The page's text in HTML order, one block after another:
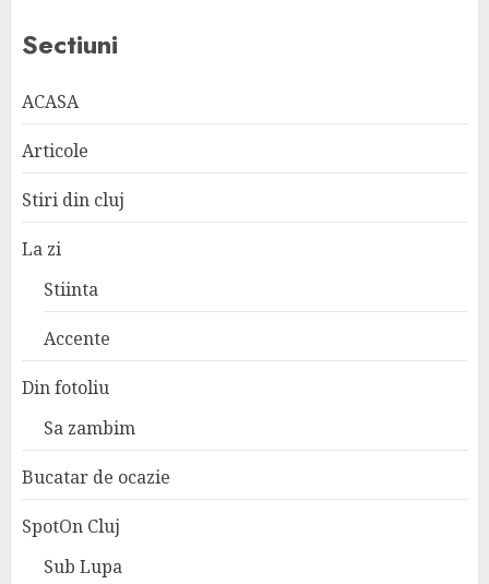
Sectiuni
ACASA
Articole
Stiri din cluj
La zi
Stiinta
Accente
Din fotoliu
Sa zambim
Bucatar de ocazie
SpotOn Cluj
Sub Lupa